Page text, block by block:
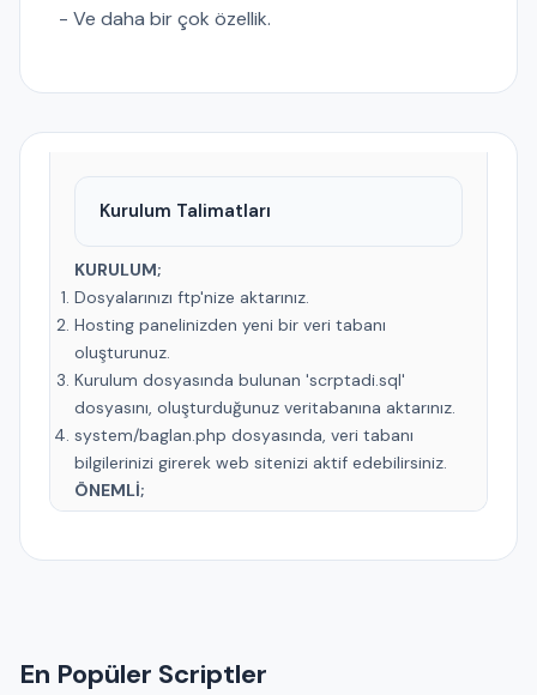
- Ve daha bir çok özellik.
Kurulum Talimatları
KURULUM;
Dosyalarınızı ftp'nize aktarınız.
Hosting panelinizden yeni bir veri tabanı
oluşturunuz.
Kurulum dosyasında bulunan 'scrptadi.sql'
dosyasını, oluşturduğunuz veritabanına aktarınız.
system/baglan.php dosyasında, veri tabanı
bilgilerinizi girerek web sitenizi aktif edebilirsiniz.
ÖNEMLİ;
Yazılımımız en düşük 7.2 PHP sürümü ile
Admin Paneli : www.domainadiniz.com/panel
En Popüler Scriptler